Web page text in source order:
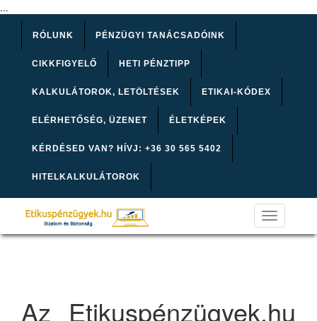
...
RÓLUNK PÉNZÜGYI TANÁCSADÓINK
CIKKFIGYELŐ HETI PÉNZTIPP
KALKULÁTOROK, LETÖLTÉSEK ETIKAI-KÓDEX
ELÉRHETŐSÉG, ÜZENET ÉLETKÉPEK
KÉRDÉSED VAN? HÍVJ: +36 30 565 5402
HITELKALKULÁTOROK
Toggle
navigation
Az Etikuspénzügyek.hu